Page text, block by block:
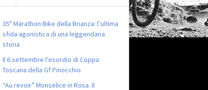
35ª Marathon Bike della Brianza: l’ultima
sfida agonistica di una leggendaria
storia
Il 6 settembre l’esordio di Coppa
Toscana della Gf Pinocchio
“Au revoir” Monselice in Rosa. Il